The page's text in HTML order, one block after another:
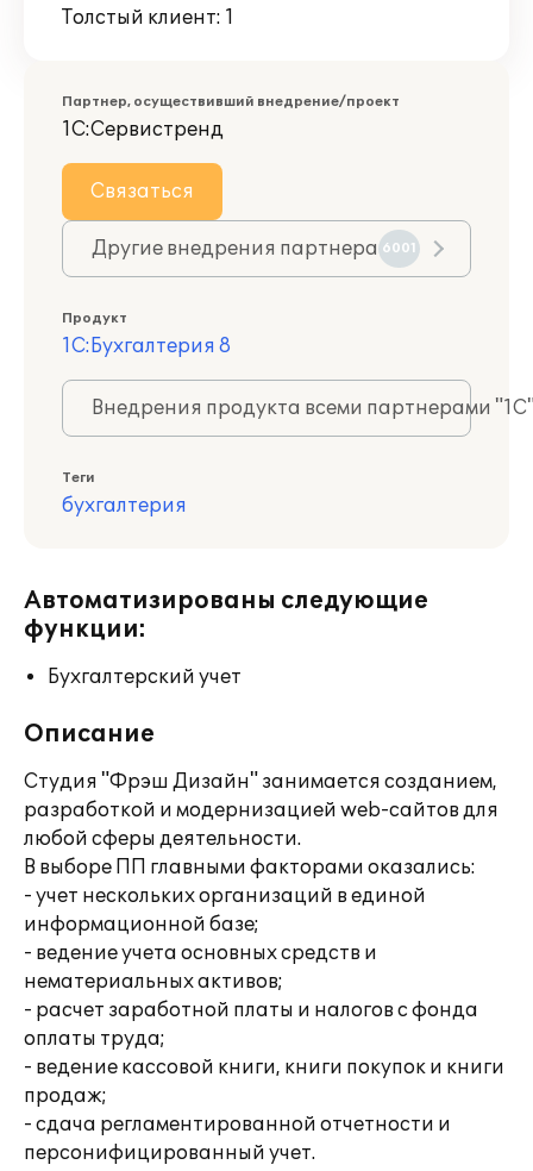
Толстый клиент: 1
Партнер, осуществивший внедрение/проект
1С:Сервистренд
Связаться
Другие внедрения партнера 6001
Продукт
1С:Бухгалтерия 8
Внедрения продукта всеми партнерами
Теги
бухгалтерия
Автоматизированы следующие
функции:
Бухгалтерский учет
Описание
Студия "Фрэш Дизайн" занимается созданием,
разработкой и модернизацией web-сайтов для
любой сферы деятельности.
В выборе ПП главными факторами оказались:
- учет нескольких организаций в единой
информационной базе;
- ведение учета основных средств и
нематериальных активов;
- расчет заработной платы и налогов с фонда
оплаты труда;
- ведение кассовой книги, книги покупок и книги
продаж;
- сдача регламентированной отчетности и
персонифицированный учет.